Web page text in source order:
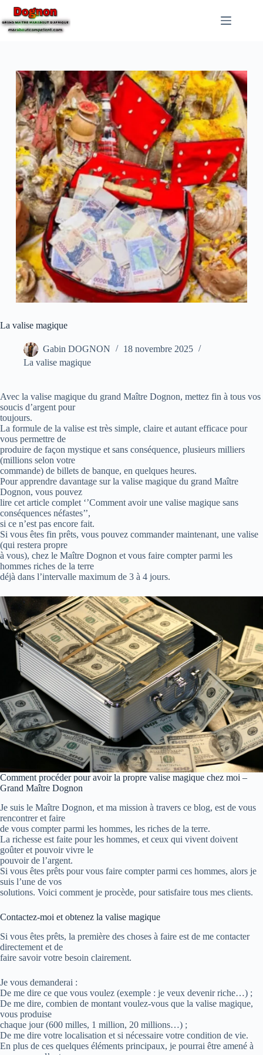
La valise magique
Gabin DOGNON
18 novembre 2025
La valise magique
Avec la valise magique du grand Maître Dognon, mettez fin à tous vos
soucis d’argent pour
toujours.
La formule de la valise est très simple, claire et autant efficace pour
vous permettre de
produire de façon mystique et sans conséquence, plusieurs milliers
(millions selon votre
commande) de billets de banque, en quelques heures.
Pour apprendre davantage sur la valise magique du grand Maître
Dognon, vous pouvez
lire cet article complet ‘’Comment avoir une valise magique sans
conséquences néfastes’’,
si ce n’est pas encore fait.
Si vous êtes fin prêts, vous pouvez commander maintenant, une valise
(qui restera propre
à vous), chez le Maître Dognon et vous faire compter parmi les
hommes riches de la terre
déjà dans l’intervalle maximum de 3 à 4 jours.
Comment procéder pour avoir la propre valise magique chez moi –
Grand Maître Dognon
Je suis le Maître Dognon, et ma mission à travers ce blog, est de vous
rencontrer et faire
de vous compter parmi les hommes, les riches de la terre.
La richesse est faite pour les hommes, et ceux qui vivent doivent
goûter et pouvoir vivre le
pouvoir de l’argent.
Si vous êtes prêts pour vous faire compter parmi ces hommes, alors je
suis l’une de vos
solutions. Voici comment je procède, pour satisfaire tous mes clients.
Contactez-moi et obtenez la valise magique
Si vous êtes prêts, la première des choses à faire est de me contacter
directement et de
faire savoir votre besoin clairement.
Je vous demanderai :
De me dire ce que vous voulez (exemple : je veux devenir riche…) ;
De me dire, combien de montant voulez-vous que la valise magique,
vous produise
chaque jour (600 milles, 1 million, 20 millions…) ;
De me dire votre localisation et si nécessaire votre condition de vie.
En plus de ces quelques éléments principaux, je pourrai être amené à